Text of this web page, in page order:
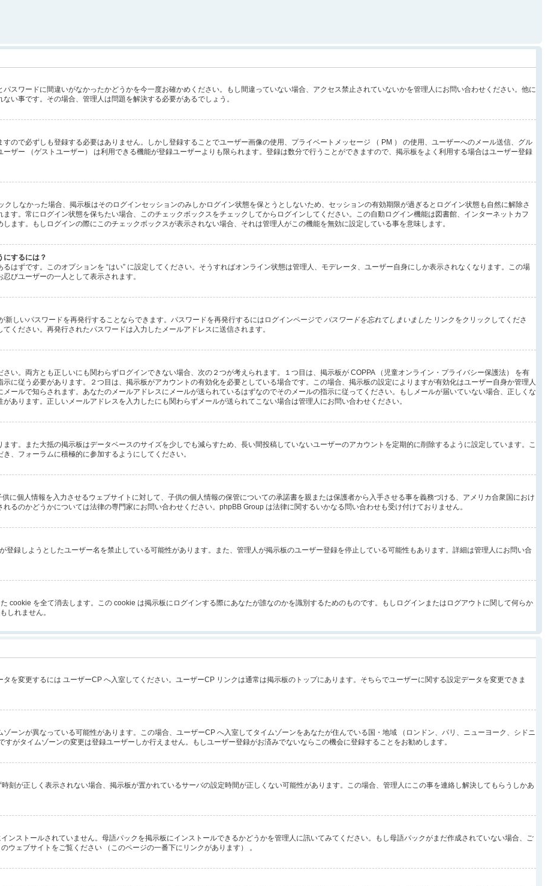
スワードに間違いがなかったかどうかを今一度お確かめください。もし間違っていない場合、アクセス禁止されていないかを管理人にお問い合わせください。他に
い事です。その場合、管理人は問題を解決する必要があるでしょう。
ので必ずしも登録する必要はありません。しかし登録することでユーザー画像の使用、プライベートメッセージ （ PM ） の使用、ユーザーへのメール送信、グル
ザー （ゲストユーザー） は利用できる機能が登録ユーザーよりも限られます。登録は数分で行うことができますので、掲示板をよく利用する場合はユーザー登録
クしなかった場合、掲示板はそのログインセッションのみしかログイン状態を保とうとしないため、セッションの有効期限が過ぎるとログイン状態も自然に解除さ
す。常にログイン状態を保ちたい場合、このチェックボックスをチェックしてからログインしてください。この自動ログイン機能は図書館、インターネットカフ
ます。もしログインの際にこのチェックボックスが表示されない場合、それは管理人がこの機能を無効に設定している事を意味します。
にするには？
るはずです。このオプションを “はい” に設定してください。そうすればオンライン状態は管理人、モデレータ、ユーザー自身にしか表示されなくなります。この場
びユーザーの一人として表示されます。
しいパスワードを再発行することならできます。パスワードを再発行するにはログインページで パスワードを忘れてしまいました リンクをクリックしてくださ
ください。再発行されたパスワードは入力したメールアドレスに送信されます。
い。両方とも正しいにも関わらずログインできない場合、次の２つが考えられます。１つ目は、掲示板が COPPA （児童オンライン・プライバシー保護法） を有
に従う必要があります。２つ目は、掲示板がアカウントの有効化を必要としている場合です。この場合、掲示板の設定によりますが有効化はユーザー自身か管理人
ールで知らされます。あなたのメールアドレスにメールが送られているはずなのでそのメールの指示に従ってください。もしメールが届いていない場合、正しくな
あります。正しいメールアドレスを入力したにも関わらずメールが送られてこない場合は管理人にお問い合わせください。
す。また大抵の掲示板はデータベースのサイズを少しでも減らすため、長い間投稿していないユーザーのアカウントを定期的に削除するように設定しています。こ
、フォーラムに積極的に参加するようにしてください。
に個人情報を入力させるウェブサイトに対して、子供の個人情報の保管についての承諾書を親または保護者から入手させる事を義務づける、アメリカ合衆国におけ
るのかどうかについては法律の専門家にお問い合わせください。phpBB Group は法律に関するいかなる問い合わせも受け付けておりません。
録しようとしたユーザー名を禁止している可能性があります。また、管理人が掲示板のユーザー登録を停止している可能性もあります。詳細は管理人にお問い合
cookie を全て消去します。この cookie は掲示板にログインする際にあなたが誰なのかを識別するためのものです。もしログインまたはログアウトに関して何らか
しれません。
を変更するには ユーザーCP へ入室してください。ユーザーCP リンクは通常は掲示板のトップにあります。そちらでユーザーに関する設定データを変更できま
ーンが異なっている可能性があります。この場合、ユーザーCP へ入室してタイムゾーンをあなたが住んでいる国・地域 （ロンドン、パリ、ニューヨーク、シドニ
がタイムゾーンの変更は登録ユーザーしか行えません。もしユーザー登録がお済みでないならこの機会に登録することをお勧めします。
刻が正しく表示されない場合、掲示板が置かれているサーバの設定時間が正しくない可能性があります。この場合、管理人にこの事を連絡し解決してもらうしかあ
ンストールされていません。母語パックを掲示板にインストールできるかどうかを管理人に訊いてみてください。もし母語パックがまだ作成されていない場合、ご
ェブサイトをご覧ください （このページの一番下にリンクがあります） 。